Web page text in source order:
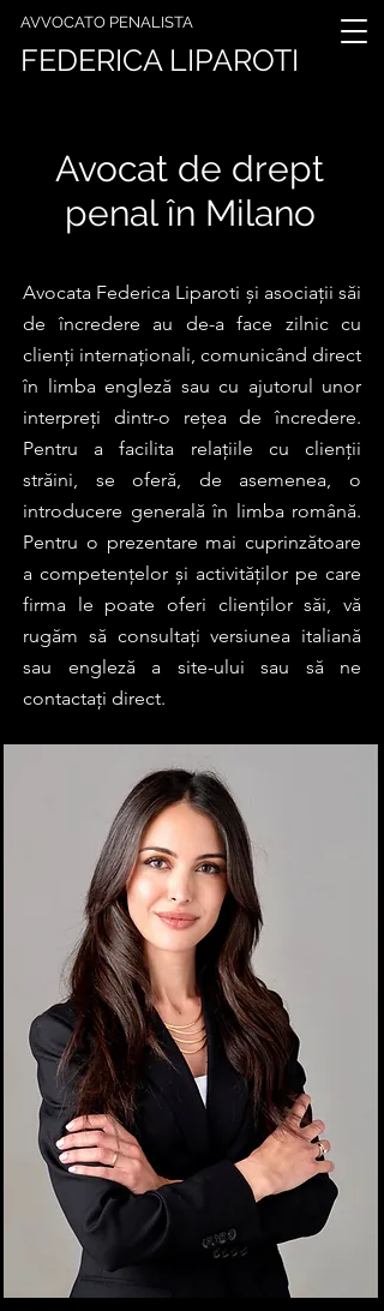
FEDERICA LIPAROTI
AVVOCATO PENALISTA
Avocat de drept
penal în Milano
Avocata Federica Liparoti și asociații săi
de încredere au de-a face zilnic cu
clienți internaționali, comunicând direct
în limba engleză sau cu ajutorul unor
interpreți dintr-o rețea de încredere.
Pentru a facilita relațiile cu clienții
străini, se oferă, de asemenea, o
introducere generală în limba română.
Pentru o prezentare mai cuprinzătoare
a competențelor și activităților pe care
firma le poate oferi clienților săi, vă
rugăm să consultați versiunea italiană
sau engleză a site-ului sau să ne
contactați direct.